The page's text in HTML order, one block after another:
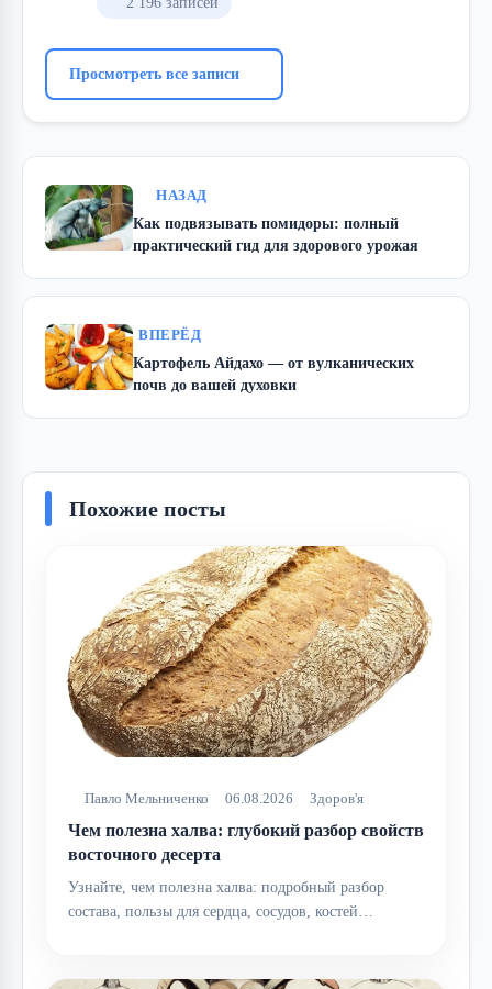
Просмотреть все записи
НАЗАД
Как подвязывать помидоры: полный
практический гид для здорового урожая
ВПЕРЁД
Картофель Айдахо — от вулканических
почв до вашей духовки
Похожие посты
Павло Мельниченко 06.08.2026 Здоров'я
Чем полезна халва: глубокий разбор свойств
восточного десерта
Узнайте, чем полезна халва: подробный разбор
состава, пользы для сердца, сосудов, костей…